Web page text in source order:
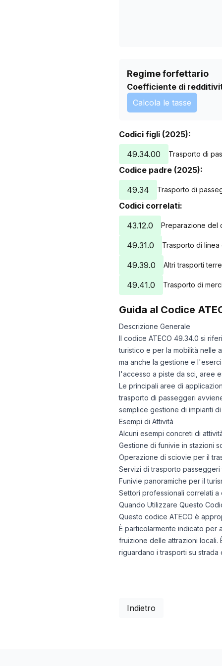
Regime forfettario
Coefficiente di
Calcola le tasse
Codici figli (2025):
49.34.00
Trasporto di
Codice padre (2025):
49.34
Trasporto di
Codici correlati:
43.12.0
Preparazione del
49.31.0 Trasporto di
49.39.0 Altri trasporti
49.41.0 Trasporto di
Guida al Codice
Descrizione Generale
Il codice ATECO 49.34.0 si
turistico e per la mobilità nelle
ma anche la gestione e
l'accesso a piste da sci, aree
Le principali aree di
trasporto di passeggeri
semplice gestione di impianti
Esempi di Attività
Alcuni esempi concreti di
Gestione di funivie in stazioni
Operazione di sciovie per il
Servizi di trasporto passeggeri
Funivie panoramiche per il
Settori professionali correlati a
Quando Utilizzare Questo
Questo codice ATECO è
È particolarmente indicato per
fruizione delle attrazioni locali.
riguardano i trasporti su
Indietro